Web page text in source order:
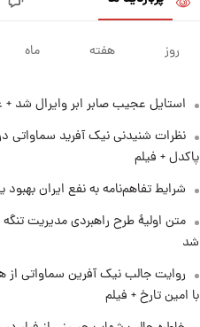
قیمت طلا و سکه
۱۵ مرداد ۱۴۰۵
۱ روز پیش
شرایط تازه فروش
جدول
سیگنال‌های جدید برای
پیش‌بینی قیمت سکه و
روز هفته ماه
استایل عجیب صابر ابر وایرال شد
نظرات شنیدنی نیک آفرید سماواتی
پاکدل + فیلم
شرایط تفاهم‌نامه به نفع ایران بهبود
متن اولیۀ طرح راهبردی مدیریت تنگه
شد
روایت جالب نیک آفرین سماواتی
با امین تارخ + فیلم